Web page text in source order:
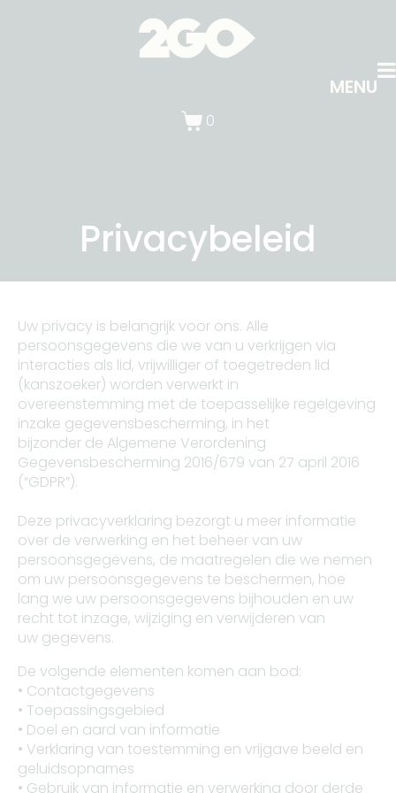
MENU
0
Privacybeleid
Uw privacy is belangrijk voor ons. Alle
persoonsgegevens die we van u verkrijgen via
interacties als lid, vrijwilliger of toegetreden lid
(kanszoeker) worden verwerkt in
overeenstemming met de toepasselijke regelgeving
inzake gegevensbescherming, in het
bijzonder de Algemene Verordening
Gegevensbescherming 2016/679 van 27 april 2016
(“GDPR”).
Deze privacyverklaring bezorgt u meer informatie
over de verwerking en het beheer van uw
persoonsgegevens, de maatregelen die we nemen
om uw persoonsgegevens te beschermen, hoe
lang we uw persoonsgegevens bijhouden en uw
recht tot inzage, wijziging en verwijderen van
uw gegevens.
De volgende elementen komen aan bod:
• Contactgegevens
• Toepassingsgebied
• Doel en aard van informatie
• Verklaring van toestemming en vrijgave beeld en
geluidsopnames
• Gebruik van informatie en verwerking door derde